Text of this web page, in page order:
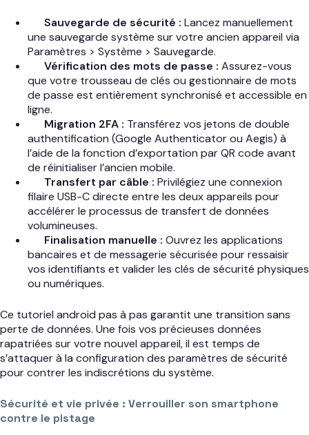
Sauvegarde de sécurité : Lancez manuellement
une sauvegarde système sur votre ancien appareil via
Paramètres > Système > Sauvegarde.
Vérification des mots de passe : Assurez-vous
que votre trousseau de clés ou gestionnaire de mots
de passe est entièrement synchronisé et accessible en
ligne.
Migration 2FA : Transférez vos jetons de double
authentification (Google Authenticator ou Aegis) à
l’aide de la fonction d’exportation par QR code avant
de réinitialiser l’ancien mobile.
Transfert par câble : Privilégiez une connexion
filaire USB-C directe entre les deux appareils pour
accélérer le processus de transfert de données
volumineuses.
Finalisation manuelle : Ouvrez les applications
bancaires et de messagerie sécurisée pour ressaisir
vos identifiants et valider les clés de sécurité physiques
ou numériques.
Ce tutoriel android pas à pas garantit une transition sans
perte de données. Une fois vos précieuses données
rapatriées sur votre nouvel appareil, il est temps de
s’attaquer à la configuration des paramètres de sécurité
pour contrer les indiscrétions du système.
Sécurité et vie privée : Verrouiller son smartphone
contre le pistage